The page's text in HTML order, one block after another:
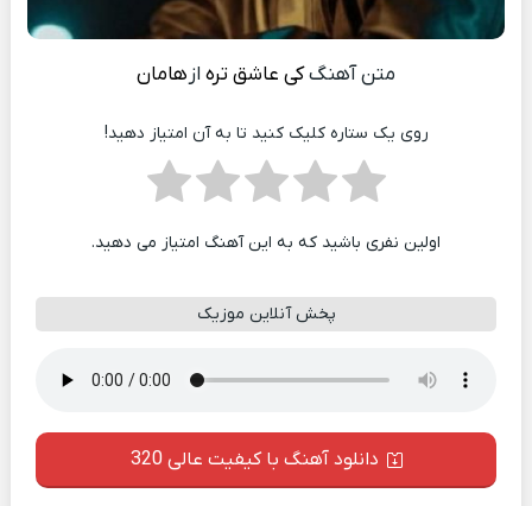
متن آهنگکی عاشق تره از هامان
روی یک ستاره کلیک کنید تا به آن امتیاز دهید!
اولین نفری باشید که به این آهنگ امتیاز می دهید.
پخش آنلاین موزیک
دانلود آهنگ با کیفیت عالی 320